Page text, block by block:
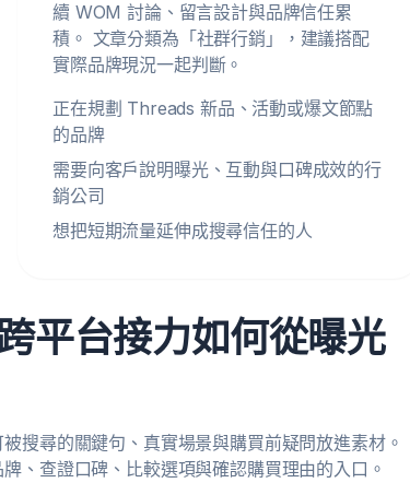
續 WOM 討論、留言設計與品牌信任累
積。 文章分類為「社群行銷」，建議搭配
實際品牌現況一起判斷。
正在規劃 Threads 新品、活動或爆文節點
的品牌
需要向客戶說明曝光、互動與口碑成效的行
銷公司
想把短期流量延伸成搜尋信任的人
平台接力如何從曝光
搜尋的關鍵句、真實場景與購買前疑問放進素材。
、查證口碑、比較選項與確認購買理由的入口。